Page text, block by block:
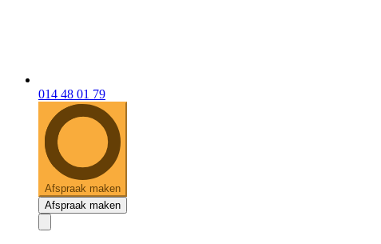
014 48 01 79
Afspraak maken
Afspraak maken